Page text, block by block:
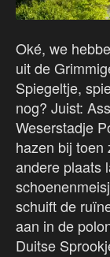
Oké, we
uit de
Spiegeltje,
nog? Juist:
Weserstadje
hazen bij toen
andere plaats
schuift de
aan in de
Duitse